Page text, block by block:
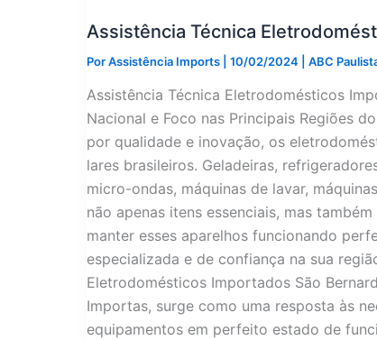
Assistência Técnica
PorAssistência Imports 10/02/2024 ABC
Assistência Técnica Eletrodomésticos
Nacional e Foco nas Principais Regiões
por qualidade e inovação, os
lares brasileiros. Geladeiras,
micro-ondas, máquinas de lavar,
não apenas itens essenciais, mas
manter esses aparelhos funcionando
especializada e de confiança na sua
Eletrodomésticos Importados São
Importas, surge como uma resposta às
equipamentos em perfeito estado de